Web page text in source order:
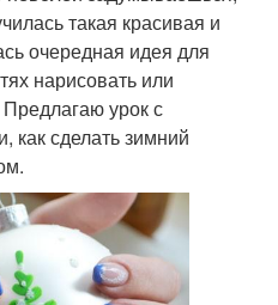
такая красивая и
очередная идея для
нарисовать или
Предлагаю урок с
сделать зимний